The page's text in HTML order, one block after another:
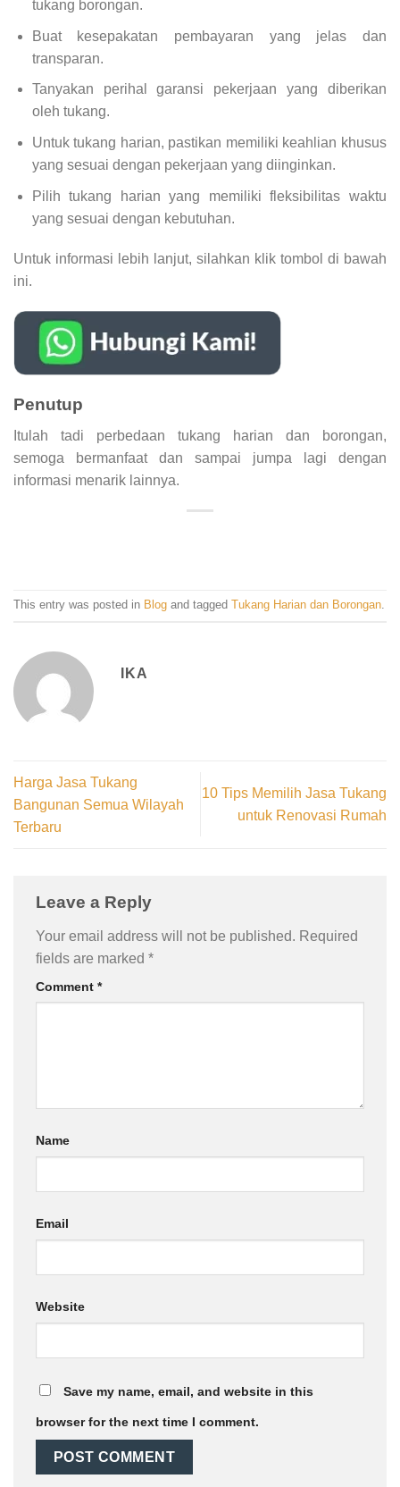
tukang borongan.
Buat kesepakatan pembayaran yang jelas dan
transparan.
Tanyakan perihal garansi pekerjaan yang diberikan
oleh tukang.
Untuk tukang harian, pastikan memiliki keahlian khusus
yang sesuai dengan pekerjaan yang diinginkan.
Pilih tukang harian yang memiliki fleksibilitas waktu
yang sesuai dengan kebutuhan.
Untuk informasi lebih lanjut, silahkan klik tombol di bawah
ini.
Penutup
Itulah tadi perbedaan tukang harian dan borongan,
semoga bermanfaat dan sampai jumpa lagi dengan
informasi menarik lainnya.
This entry was posted in Blog and tagged Tukang Harian dan Borongan
IKA
Harga Jasa Tukang
Bangunan Semua Wilayah
Terbaru
10 Tips Memilih Jasa Tukang
untuk Renovasi Rumah
Leave a Reply
Your email address will not be published. Required
fields are marked *
Comment *
Name
Email
Website
Save my name, email, and website in this
browser for the next time I comment.